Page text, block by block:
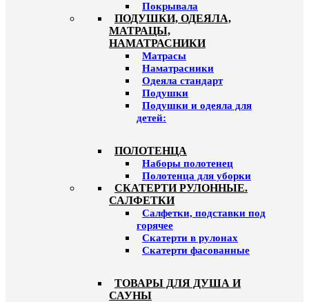
Покрывала
ПОДУШКИ, ОДЕЯЛА,
МАТРАЦЫ,
НАМАТРАСНИКИ
Матрасы
Наматрасники
Одеяла стандарт
Подушки
Подушки и одеяла для
детей:
ПОЛОТЕНЦА
Наборы полотенец
Полотенца для уборки
СКАТЕРТИ РУЛОННЫЕ.
САЛФЕТКИ
Салфетки, подставки под
горячее
Скатерти в рулонах
Скатерти фасованные
ТОВАРЫ ДЛЯ ДУША И
САУНЫ